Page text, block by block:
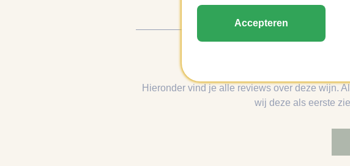
Hieronder vind je alle reviews over deze wijn.
wij deze als eerste
Accepteren